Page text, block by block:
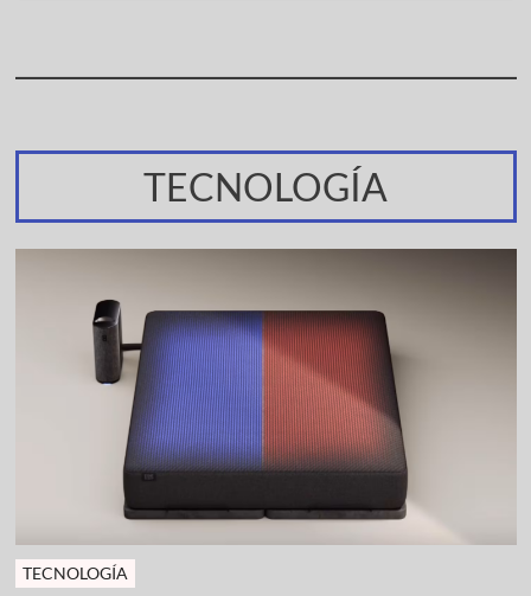
TECNOLOGÍA
TECNOLOGÍA